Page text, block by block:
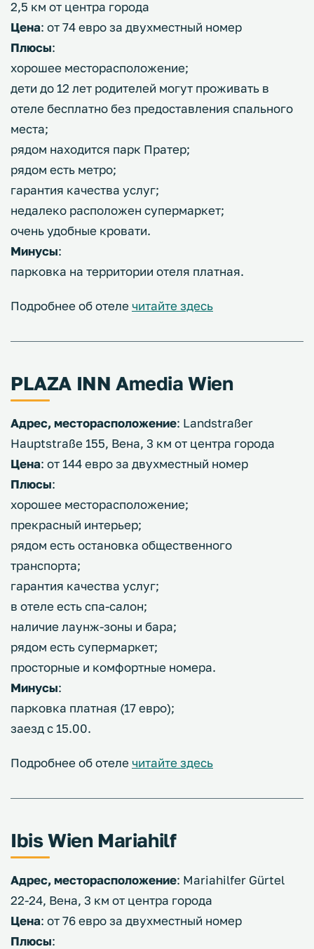
2,5 км от центра города
Цена: от 74 евро за двухместный номер
Плюсы:
хорошее месторасположение;
дети до 12 лет родителей могут проживать в
отеле бесплатно без предоставления спального
места;
рядом находится парк Пратер;
рядом есть метро;
гарантия качества услуг;
недалеко расположен супермаркет;
очень удобные кровати.
Минусы:
парковка на территории отеля платная.
Подробнее об отеле читайте здесь
PLAZA INN Amedia Wien
Адрес, месторасположение: Landstraßer
Hauptstraße 155, Вена, 3 км от центра города
Цена: от 144 евро за двухместный номер
Плюсы:
хорошее месторасположение;
прекрасный интерьер;
рядом есть остановка общественного
транспорта;
гарантия качества услуг;
в отеле есть спа-салон;
наличие лаунж-зоны и бара;
рядом есть супермаркет;
просторные и комфортные номера.
Минусы:
парковка платная (17 евро);
заезд с 15.00.
Подробнее об отеле читайте здесь
Ibis Wien Mariahilf
Адрес, месторасположение: Mariahilfer Gürtel
22-24, Вена, 3 км от центра города
Цена: от 76 евро за двухместный номер
Плюсы: